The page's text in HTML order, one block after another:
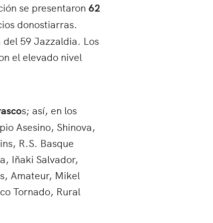
se presentaron 62
donostiarras.
del 59 Jazzaldia. Los
el elevado nivel
s; así, en los
Asesino, Shinova,
R.S. Basque
Iñaki Salvador,
Amateur, Mikel
Tornado, Rural